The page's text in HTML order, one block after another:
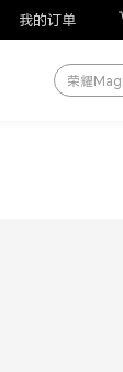
我的订单荣耀WIN
荣耀平板